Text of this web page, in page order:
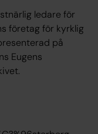
ledare för
företag för kyrklig
på
Eugens